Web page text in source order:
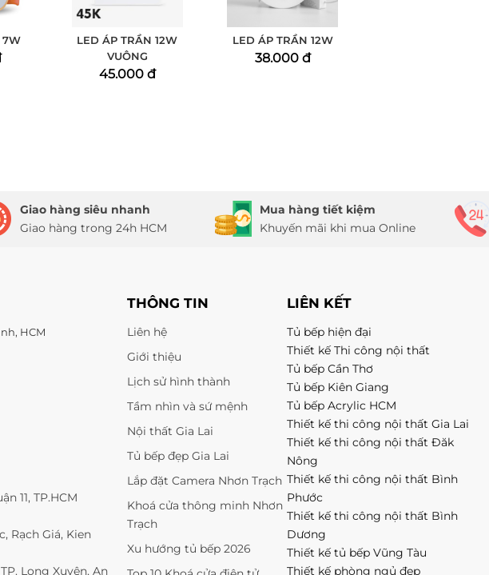
7W
LED ÁP TRẦN 12W
VUÔNG
45.000 đ
LED ÁP TRẦN 12W
38.000 đ
Giao hàng siêu nhanh
Giao hàng trong 24h HCM
Mua hàng tiết kiệm
Khuyến mãi khi mua Online
HCM
11, TP.HCM
Rạch Giá, Kien
Long Xuyên, An
THÔNG TIN
Liên hệ
Giới thiệu
Lịch sử hình thành
Tầm nhìn và sứ mệnh
Nội thất Gia Lai
Tủ bếp đẹp Gia Lai
Lắp đặt Camera Nhơn Trạch
Khoá cửa thông minh Nhơn
Trạch
Xu hướng tủ bếp 2026
LIÊN KẾT
Tủ bếp hiện đại
Thiết kế Thi công nội thất
Tủ bếp Cần Thơ
Tủ bếp Kiên Giang
Tủ bếp Acrylic HCM
Thiết kế thi công nội thất Gia Lai
Thiết kế thi công nội thất Đăk
Nông
Thiết kế thi công nội thất Bình
Phước
Thiết kế thi công nội thất Bình
Dương
Thiết kế tủ bếp Vũng Tàu
Thiết kế phòng ngủ đẹp